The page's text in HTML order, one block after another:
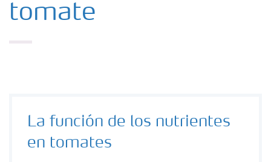
tomate
La función de los nutrientes
en tomates